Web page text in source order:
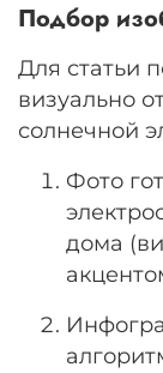
Подбор
Для статьи
визуально
солнечной
Фото
дома